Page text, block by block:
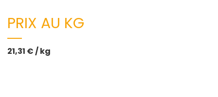
PRIX AU KG
21,31 € / kg